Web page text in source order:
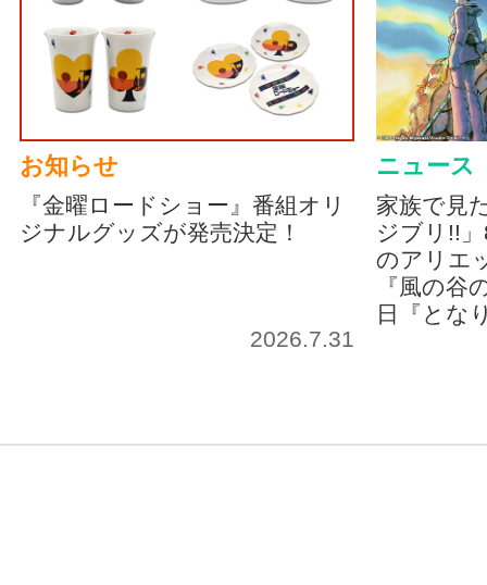
お知らせ
『金曜ロードショー』番組オリ
ジナルグッズが発売決定！
2026.7.31
ニュース
家族で見
ジブリ!!
のアリエ
『風の谷
日『とな